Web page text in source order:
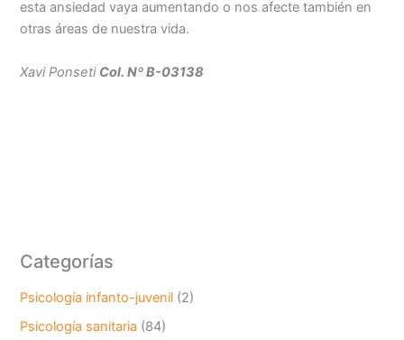
esta ansiedad vaya aumentando o nos afecte también en
otras áreas de nuestra vida.
Xavi Ponseti Col. Nº B-03138
Categorías
Psicología infanto-juvenil (2)
Psicología sanitaria (84)